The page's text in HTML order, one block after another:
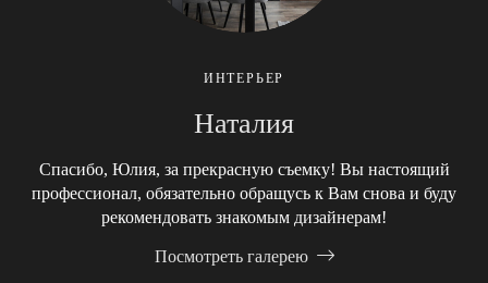
ИНТЕРЬЕР
Наталия
Спасибо, Юлия, за прекрасную съемку! Вы настоящий
профессионал, обязательно обращусь к Вам снова и буду
рекомендовать знакомым дизайнерам!
Посмотреть галерею